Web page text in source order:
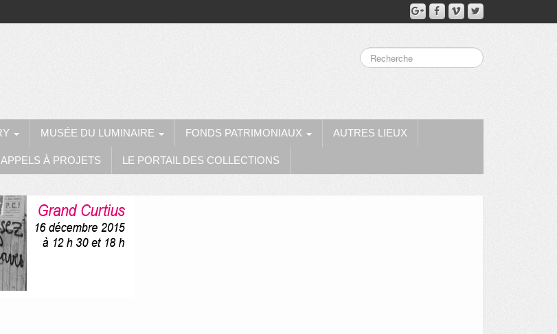
MUSÉE DU LUMINAIRE FONDS PATRIMONIAUX AUTRES LIEUX
À PROJETS LE PORTAIL DES COLLECTIONS